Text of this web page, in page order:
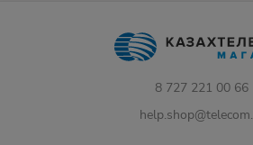
8 727 221 00 66